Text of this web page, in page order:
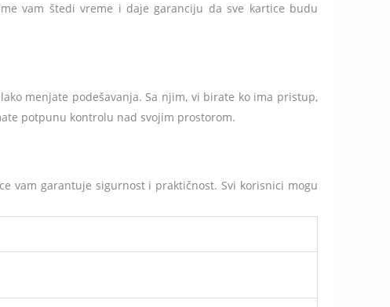
vam štedi vreme i daje garanciju da sve kartice budu
menjate podešavanja. Sa njim, vi birate ko ima pristup,
potpunu kontrolu nad svojim prostorom.
vam garantuje sigurnost i praktičnost. Svi korisnici mogu